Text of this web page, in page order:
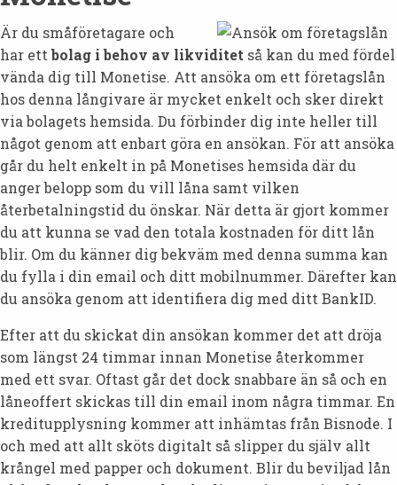
Är du småföretagare och
har ettbolag i behov av likviditet så kan du med fördel
vända dig till Monetise. Att ansöka om ett företagslån
hos denna långivare är mycket enkelt och sker direkt
via bolagets hemsida. Du förbinder dig inte heller till
något genom att enbart göra en ansökan. För att ansöka
går du helt enkelt in på Monetises hemsida där du
anger belopp som du vill låna samt vilken
återbetalningstid du önskar. När detta är gjort kommer
du att kunna se vad den totala kostnaden för ditt lån
blir. Om du känner dig bekväm med denna summa kan
du fylla i din email och ditt mobilnummer. Därefter kan
du ansöka genom att identifiera dig med ditt BankID.
Efter att du skickat din ansökan kommer det att dröja
som längst 24 timmar innan Monetise återkommer
med ett svar. Oftast går det dock snabbare än så och en
låneoffert skickas till din email inom några timmar. En
kreditupplysning kommer att inhämtas från Bisnode. I
och med att allt sköts digitalt så slipper du själv allt
krångel med papper och dokument. Blir du beviljad lån